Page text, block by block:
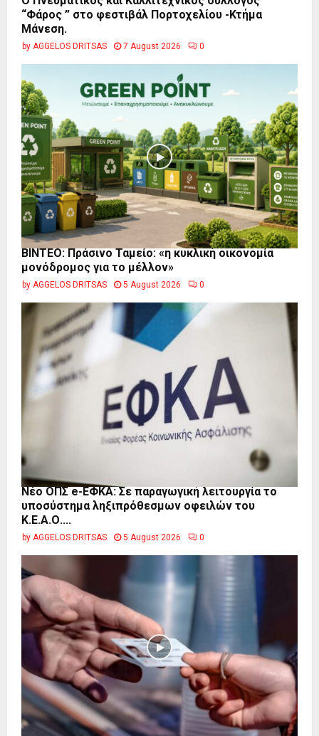
“Φάρος ” στο φεστιβάλ Πορτοχελίου -Κτήμα
Μάνεση.
by AGGELOS DRITSAS 7 August 2026 0
BINTEO: Πράσινο Ταμείο: «η κυκλική οικονομία
μονόδρομος για το μέλλον»
by AGGELOS DRITSAS 5 August 2026 0
Νέο ΟΠΣ e-ΕΦΚΑ: Σε παραγωγική λειτουργία το
υποσύστημα ληξιπρόθεσμων οφειλών του
Κ.Ε.Α.Ο....
by AGGELOS DRITSAS 5 August 2026 0